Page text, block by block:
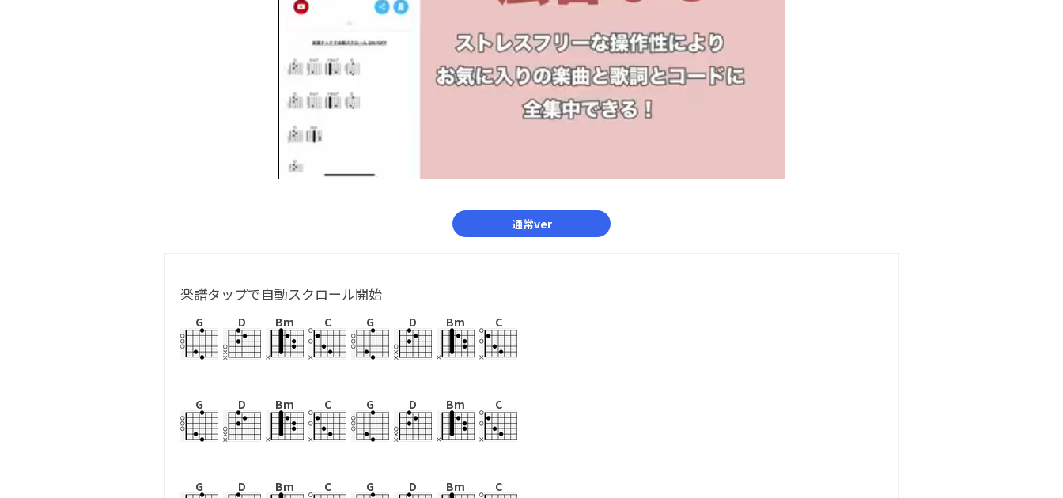
通常ver
楽譜タップで自動スクロール開始
G D Bm C G D Bm C
G D Bm C G D Bm C
G D Bm C G D Bm C